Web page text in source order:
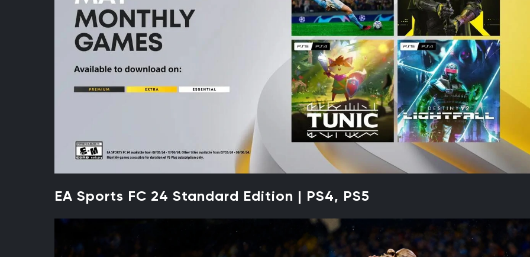
EA Sports FC 24 Standard Edition | PS4, PS5